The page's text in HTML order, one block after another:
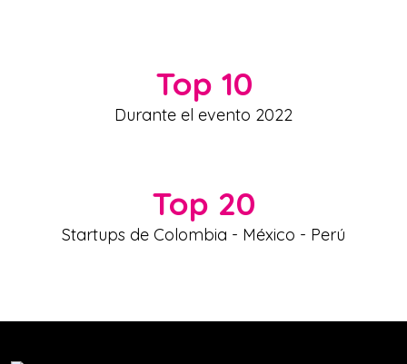
Top 10
Durante el evento 2022
Top 20
Startups de Colombia - México - Perú